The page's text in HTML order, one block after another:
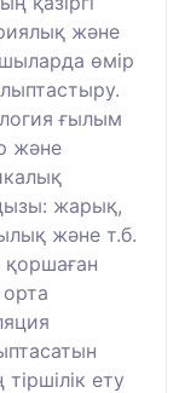
және
өмір
ғылым
және
жарық,
және т.б.
ету